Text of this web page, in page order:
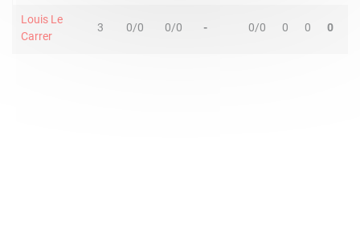
Louis Le
Carrer
3 0/0 0/0 - 0/0 0 0 0